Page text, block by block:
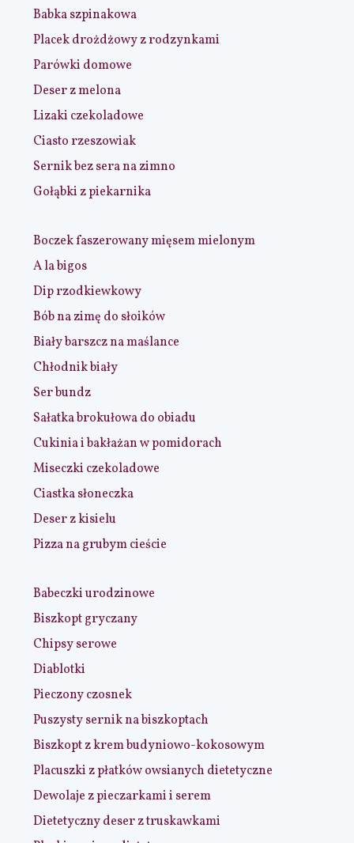
Babka szpinakowa
Placek drożdżowy z rodzynkami
Parówki domowe
Deser z melona
Lizaki czekoladowe
Ciasto rzeszowiak
Sernik bez sera na zimno
Gołąbki z piekarnika
Boczek faszerowany mięsem mielonym
A la bigos
Dip rzodkiewkowy
Bób na zimę do słoików
Biały barszcz na maślance
Chłodnik biały
Ser bundz
Sałatka brokułowa do obiadu
Cukinia i bakłażan w pomidorach
Miseczki czekoladowe
Ciastka słoneczka
Deser z kisielu
Pizza na grubym cieście
Babeczki urodzinowe
Biszkopt gryczany
Chipsy serowe
Diablotki
Pieczony czosnek
Puszysty sernik na biszkoptach
Biszkopt z krem budyniowo-kokosowym
Placuszki z płatków owsianych dietetyczne
Dewolaje z pieczarkami i serem
Dietetyczny deser z truskawkami